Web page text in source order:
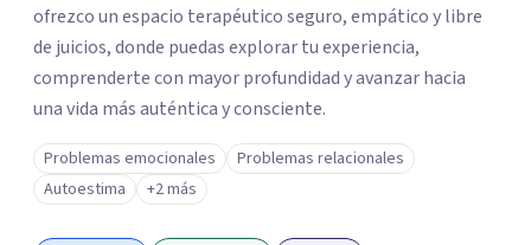
ofrezco un espacio terapéutico seguro, empático y libre
de juicios, donde puedas explorar tu experiencia,
comprenderte con mayor profundidad y avanzar hacia
una vida más auténtica y consciente.
Problemas emocionales
Problemas relacionales
Autoestima
+2 más